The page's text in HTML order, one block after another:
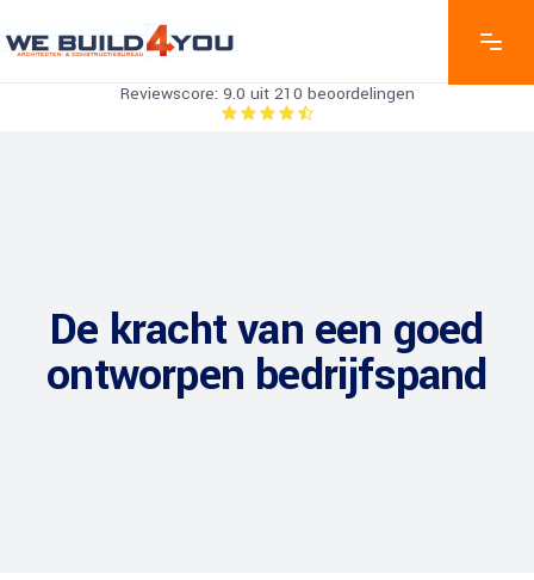
Reviewscore: 9.0 uit 210 beoordelingen
De kracht van een goed
ontworpen bedrijfspand